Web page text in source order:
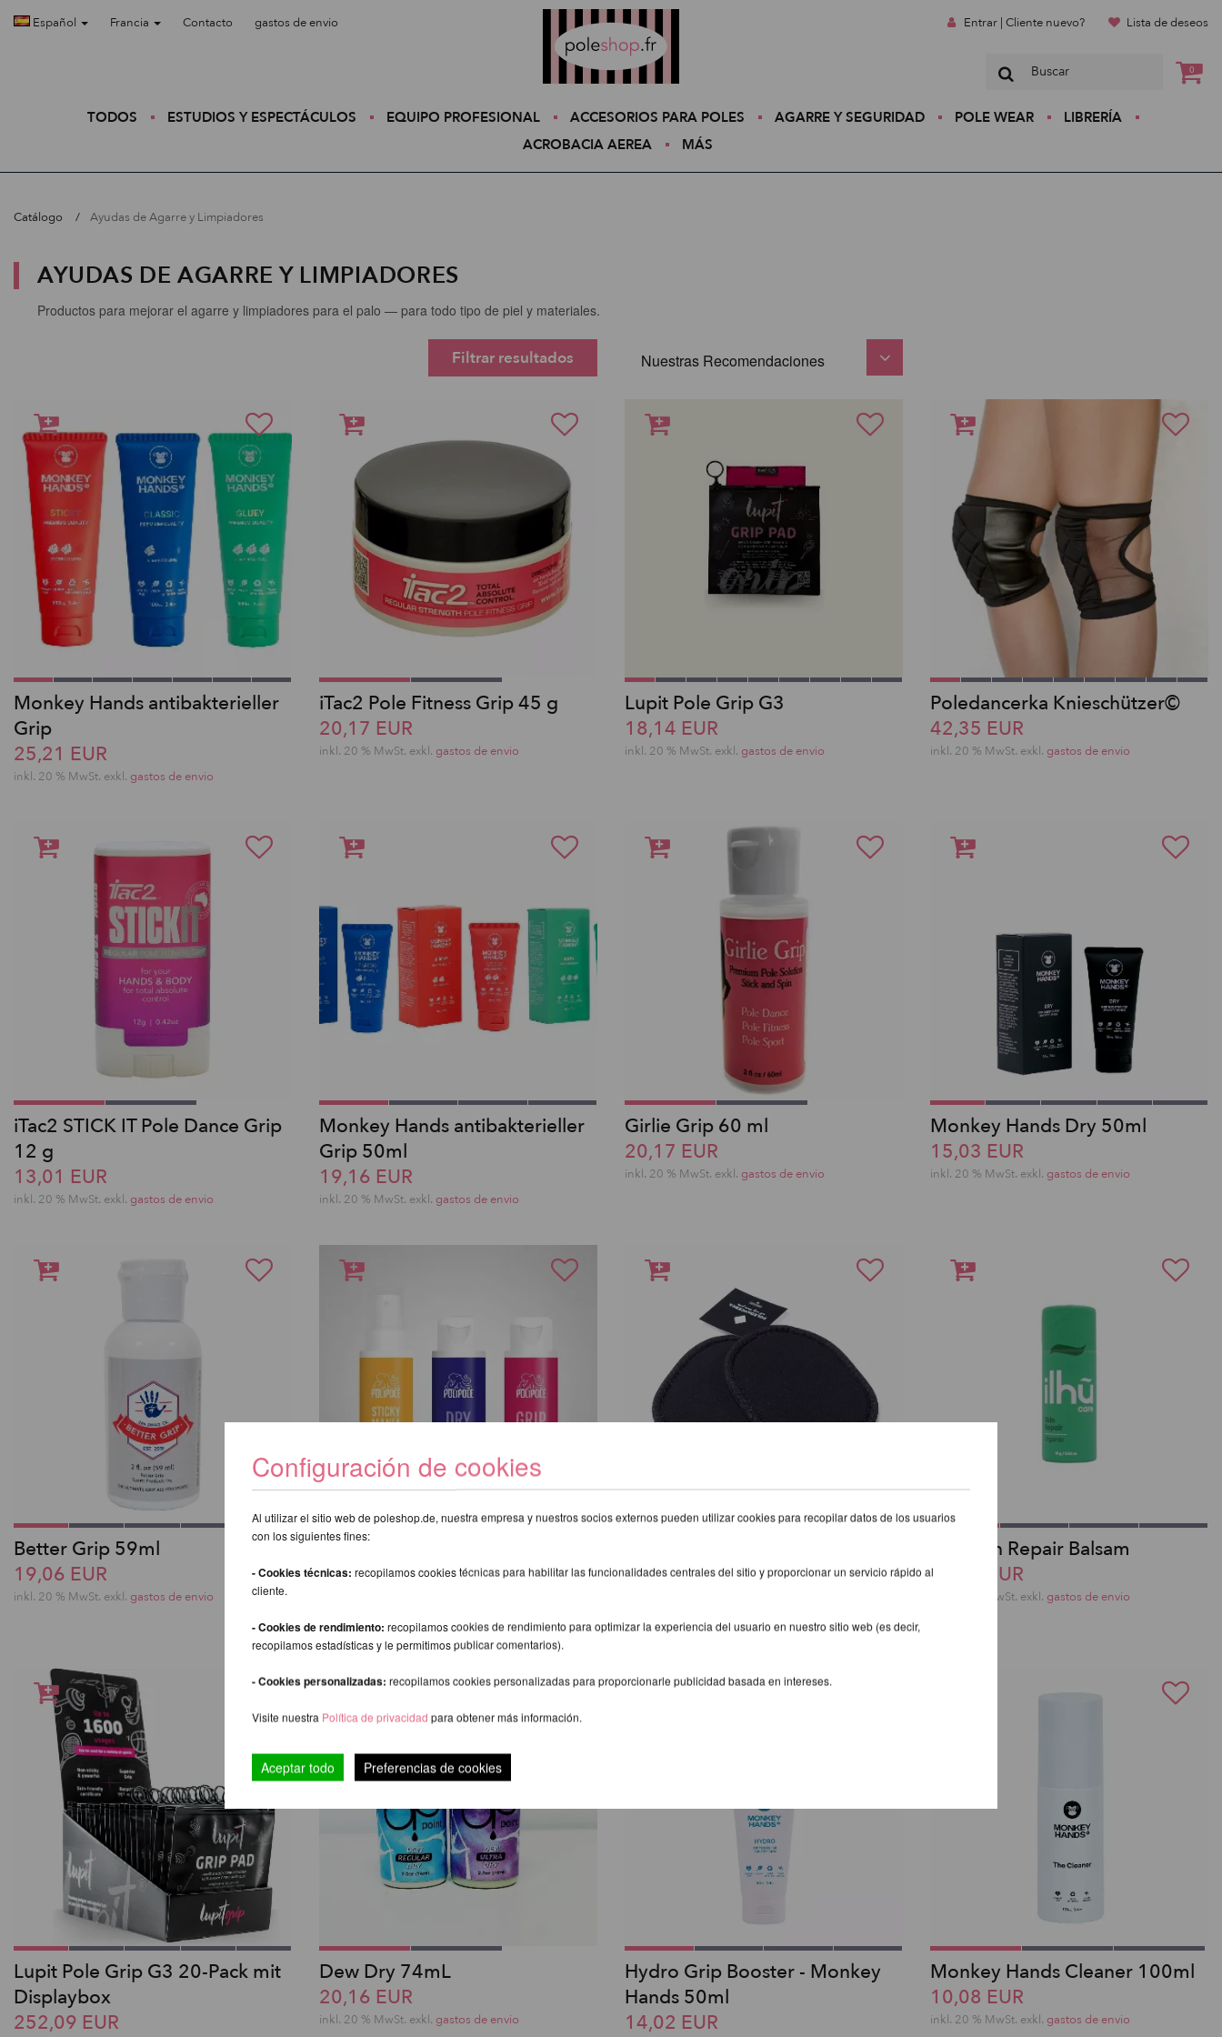
Español Francia Contacto gastos de envio Entrar | Cliente nuevo? Lista de deseos
0
TODOS ESTUDIOS Y ESPECTÁCULOS EQUIPO PROFESIONAL ACCESORIOS PARA POLES AGARRE Y SEGURIDAD POLE WEAR
LIBRERÍA
ACROBACIA AEREA
MÁS
Catálogo Ayudas de Agarre y Limpiadores
AYUDAS DE AGARRE Y LIMPIADORES
Productos para mejorar el agarre y limpiadores para el palo — para todo tipo de piel y materiales.
Filtrar resultados
Monkey Hands antibakterieller
Grip
25,21 EUR
inkl. 20 % MwSt. exkl. gastos de envio
iTac2 Pole Fitness Grip 45 g
20,17 EUR
inkl. 20 % MwSt. exkl. gastos de envio
Lupit Pole Grip G3
18,14 EUR
inkl. 20 % MwSt. exkl. gastos de envio
Poledancerka Knieschützer©
42,35 EUR
inkl. 20 % MwSt. exkl. gastos de envio
iTac2 STICK IT Pole Dance Grip
12 g
13,01 EUR
inkl. 20 % MwSt. exkl. gastos de envio
Monkey Hands antibakterieller
Grip 50ml
19,16 EUR
inkl. 20 % MwSt. exkl. gastos de envio
Girlie Grip 60 ml
20,17 EUR
inkl. 20 % MwSt. exkl. gastos de envio
Monkey Hands Dry 50ml
15,03 EUR
inkl. 20 % MwSt. exkl. gastos de envio
Better Grip 59ml
19,06 EUR
inkl. 20 % MwSt. exkl. gastos de envio
Polipole Grip 50ml
15,03 EUR
Knieschützer
inkl. 20 % MwSt. exkl.gastos de envio
Ilhu Skin Repair Balsam
10,08 EUR
inkl. 20 % MwSt. exkl. gastos de envio
Lupit Pole Grip G3 20-Pack mit
Displaybox
252,09 EUR
Dew Dry 74mL
20,16 EUR
inkl. 20 % MwSt. exkl. gastos de envio
Hydro Grip Booster - Monkey
Hands 50ml
14,02 EUR
Monkey Hands Cleaner 100ml
10,08 EUR
inkl. 20 % MwSt. exkl. gastos de envio
Configuración de cookies
Al utilizar el sitio web de poleshop.de, nuestra empresa y nuestros socios externos pueden utilizar cookies para recopilar datos de los usuarios
con los siguientes fines:
- Cookies técnicas: recopilamos cookies técnicas para habilitar las funcionalidades centrales del sitio y proporcionar un servicio rápido al
cliente.
- Cookies de rendimiento: recopilamos cookies de rendimiento para optimizar la experiencia del usuario en nuestro sitio web (es decir,
recopilamos estadísticas y le permitimos publicar comentarios).
- Cookies personalizadas: recopilamos cookies personalizadas para proporcionarle publicidad basada en intereses.
Visite nuestra Política de privacidad para obtener más información.
Aceptar todo Preferencias de cookies